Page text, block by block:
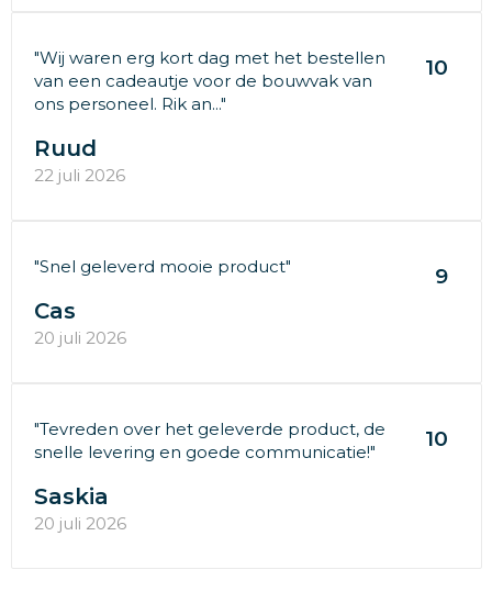
"Wij waren erg kort dag met het bestellen
van een cadeautje voor de bouwvak van
ons personeel. Rik an..."
10
Ruud
22 juli 2026
"Snel geleverd mooie product" 9
Cas
20 juli 2026
"Tevreden over het geleverde product, de
snelle levering en goede communicatie!"
10
Saskia
20 juli 2026